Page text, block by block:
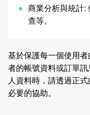
商業分析與統計:
查等。
基於保護每一個使用
者的帳號資料或訂單
人資料時，請透過正
必要的協助。